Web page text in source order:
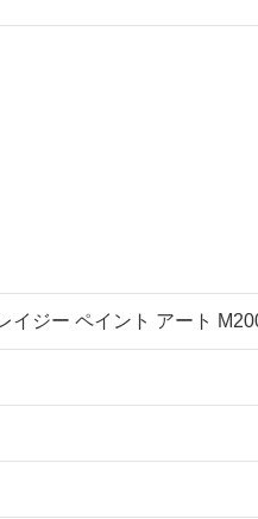
ジー ペイント アート